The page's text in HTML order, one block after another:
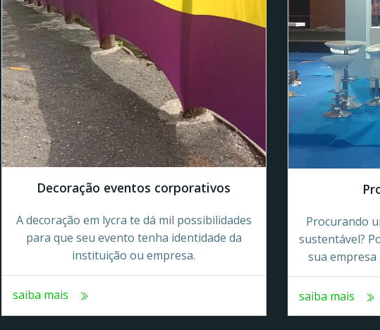
Decoração eventos corporativos
A decoração em lycra te dá mil possibilidades
para que seu evento tenha identidade da
instituição ou empresa.
saiba mais
Procurando
sustentável?
sua empresa
saiba mais